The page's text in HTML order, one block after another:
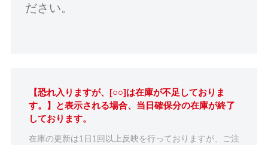
ださい。
【恐れ入りますが、[○○]は在庫が不足しておりま
す。】と表示される場合、当日確保分の在庫が終了
しております。
在庫の更新は1日1回以上反映を行っておりますが、ご注